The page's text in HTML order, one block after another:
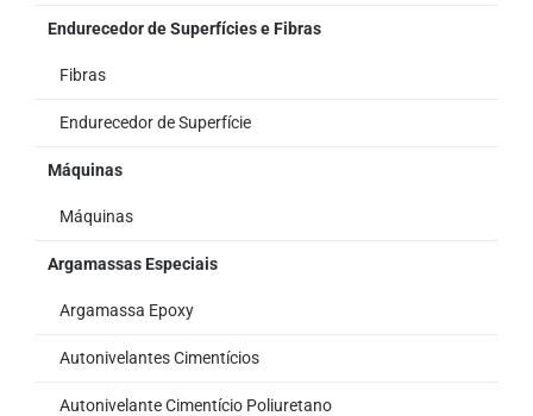
Endurecedor de Superfícies e Fibras
Fibras
Endurecedor de Superfície
Máquinas
Máquinas
Argamassas Especiais
Argamassa Epoxy
Autonivelantes Cimentícios
Autonivelante Cimentício Poliuretano